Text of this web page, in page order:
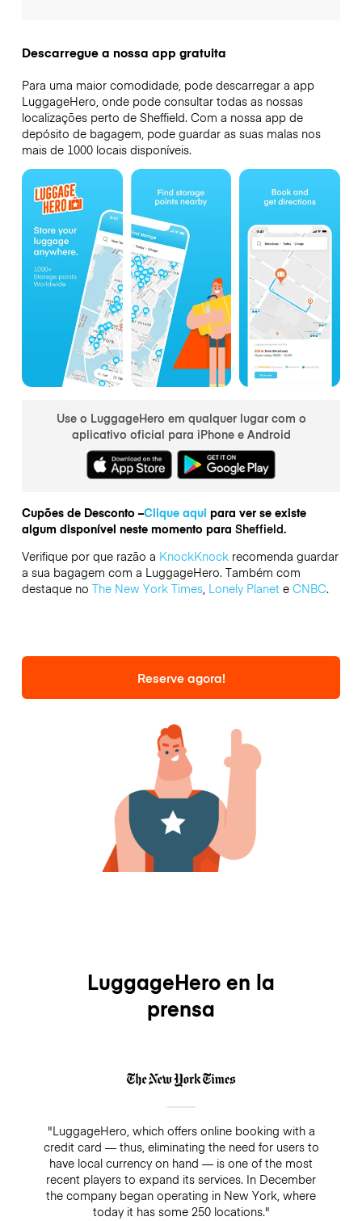
Descarregue a nossa app gratuita
Para uma maior comodidade, pode descarregar a app
LuggageHero, onde pode consultar todas as nossas
localizações perto de Sheffield. Com a nossa app de
depósito de bagagem, pode guardar as suas malas nos
mais de 1000 locais disponíveis.
Use o LuggageHero em qualquer lugar com o
aplicativo oficial para iPhone e Android
Cupões de Desconto –Clique aqui para ver se existe
algum disponível neste momento para Sheffield.
Verifique por que razão a KnockKnockrecomenda guardar
a sua bagagem com a LuggageHero. Também com
destaque no The New York Times, Lonely Planete CNBC.
Reserve agora!
LuggageHero en la
prensa
"LuggageHero, which offers online booking with a
credit card — thus, eliminating the need for users to
have local currency on hand — is one of the most
recent players to expand its services. In December
the company began operating in New York, where
today it has some 250 locations."